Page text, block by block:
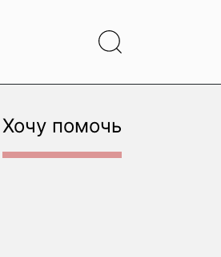
Хочу помочь